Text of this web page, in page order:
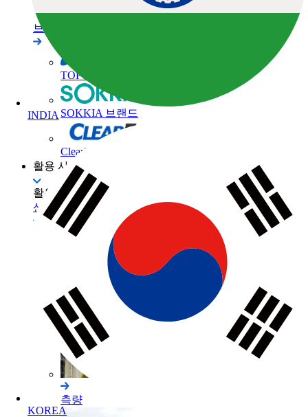
브랜드
TOPCON 브랜드
SOKKIA 브랜드
ClearEdge3D 브랜드
활용 사례
활용 사례
산업
측량
INDIA
KOREA